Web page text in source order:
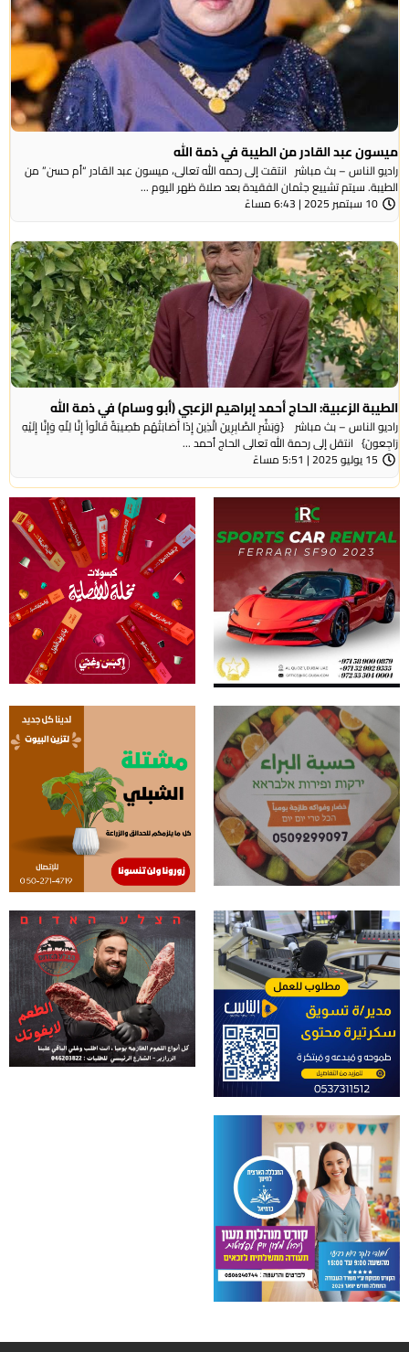
ميسون عبد القادر من الطيبة في ذمة الله
راديو الناس – بث مباشر انتقت إلى رحمه الله تعالى، ميسون عبد القادر “أم حسن” من
الطيبة. سيتم تشييع جثمان الفقيدة بعد صلاة ظهر اليوم ...
10 سبتمبر 2025 | 6:43 مساءً
الطيبة الزعبية: الحاج أحمد إبراهيم الزعبي (أبو وسام) في ذمة الله
راديو الناس – بث مباشر {وَبَشِّرِ الصَّابِرِينَ الَّذِينَ إِذَا أَصَابَتْهُم مُّصِيبَةٌ قَالُواْ إِنَّا لِلّهِ وَإِنَّا إِلَيْهِ
رَاجِعونَ} انتقل إلى رحمة الله تعالى الحاج أحمد ...
15 يوليو 2025 | 5:51 مساءً